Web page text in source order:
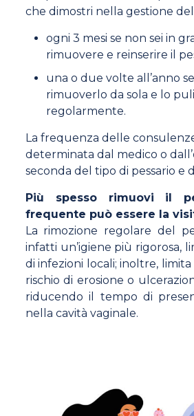
che dimostri nella gestione del
ogni 3 mesi se non sei in
rimuovere e reinserire il
una o due volte all’anno
rimuoverlo da sola e lo
regolarmente.
La frequenza delle
determinata dal medico o
seconda del tipo di pessario e
Più spesso rimuovi il
frequente può essere la
La rimozione regolare del
infatti un’igiene più rigorosa,
di infezioni locali; inoltre,
rischio di erosione o
riducendo il tempo di
nella cavità vaginale.